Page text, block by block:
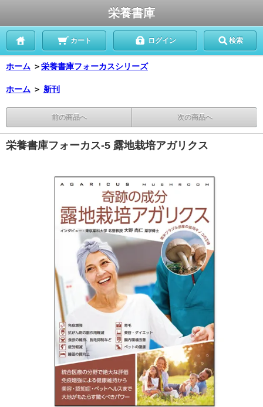
栄養書庫
カート ログイン 検索
ホーム ＞栄養書庫フォーカスシリーズ
ホーム ＞ 新刊
前の商品へ 次の商品へ
栄養書庫フォーカス-5 露地栽培アガリクス